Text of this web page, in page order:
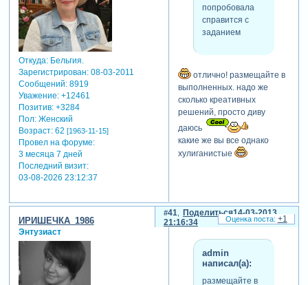
Откуда:Бельгия.
Зарегистрирован: 08-03-2011
Сообщений:8919
Уважение: +12461
Позитив: +3284
Пол:Женский
Возраст:62 [1963-11-15]
Провел на форуме:
3 месяца 7 дней
Последний визит:
03-08-2026 23:12:37
попробовала
справится с
заданием
отлично! размещайте в
выполненных. надо же
сколько креативных
решений, просто диву
даюсь
какие же вы все однако
хулиганистые
Поделиться
41
14-03-2013
21:16:34
ИРИШЕЧКА_1986
Энтузиаст
admin
написал(а):
размещайте в
+1